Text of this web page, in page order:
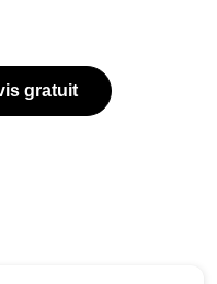
gratuit